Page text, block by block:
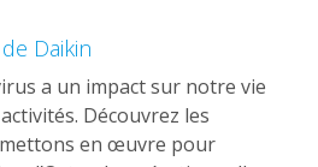
Daikin
a un impact sur notre vie
Découvrez les
en œuvre pour